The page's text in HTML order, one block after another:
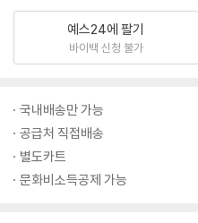
예스24에 팔기
바이백 신청 불가
국내배송만 가능
공급처 직접배송
별도카트
문화비소득공제 가능